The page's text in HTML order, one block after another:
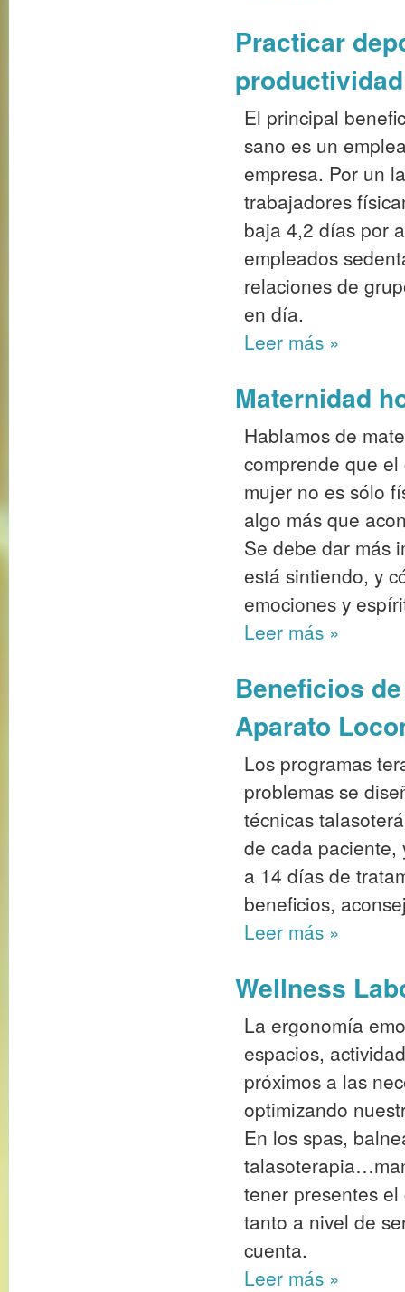
Practicar
El principal
sano es un
empresa. Por un
trabajadores
baja 4,2 días por
empleados
relaciones de
en día.
Leer más »
Maternidad
Hablamos de
comprende que
mujer no es sólo
algo más que
Se debe dar más
está sintiendo, y
emociones y
Leer más »
Beneficios
Aparato
Los programas
problemas se
técnicas
de cada
a 14 días de
beneficios,
Leer más »
Wellness
La ergonomía
espacios,
próximos a las
optimizando
En los spas,
tener presentes
tanto a nivel de
cuenta.
Leer más »